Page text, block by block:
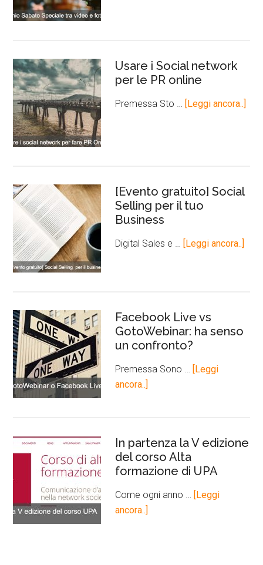
Usare i Social network
per le PR online
Premessa Sto … [Leggi ancora..]
[Evento gratuito] Social
Selling per il tuo
Business
Digital Sales e … [Leggi ancora..]
Facebook Live vs
GotoWebinar: ha senso
un confronto?
Premessa Sono … [Leggi
ancora..]
In partenza la V edizione
del corso Alta
formazione di UPA
Come ogni anno … [Leggi
ancora..]